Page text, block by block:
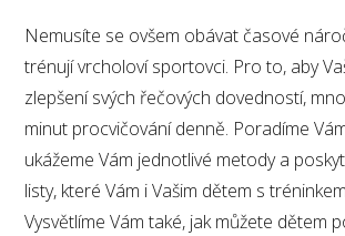
Nemusíte se ovšem obávat časové
trénují vrcholoví sportovci. Pro to, aby
zlepšení svých řečových dovedností,
minut procvičování denně. Poradíme
ukážeme Vám jednotlivé metody a
listy, které Vám i Vašim dětem s
Vysvětlíme Vám také, jak můžete dětem